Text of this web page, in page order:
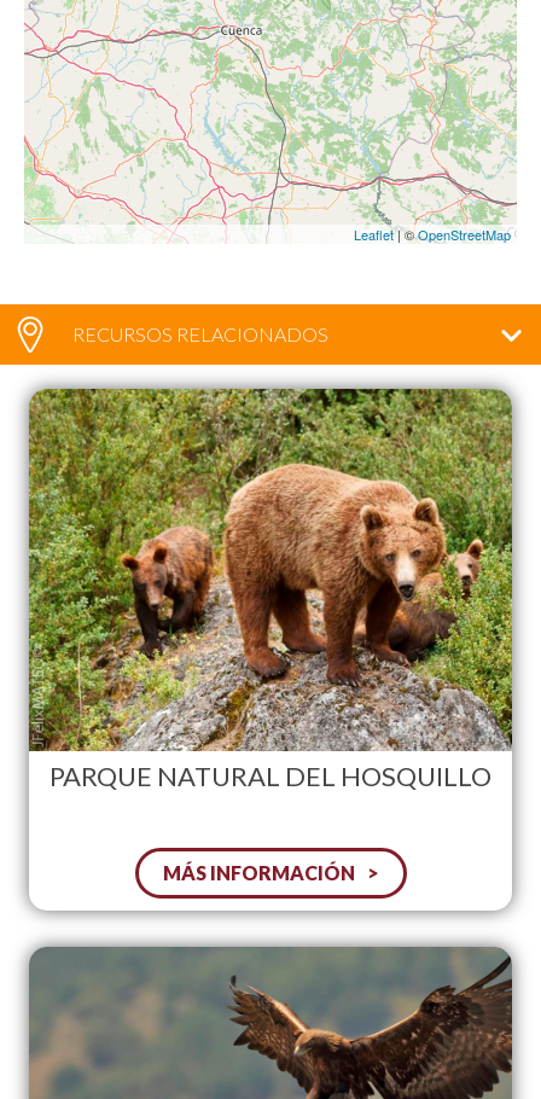
Leaflet| ©OpenStreetMap
RECURSOS RELACIONADOS
PARQUE NATURAL DEL HOSQUILLO
MÁS INFORMACIÓN